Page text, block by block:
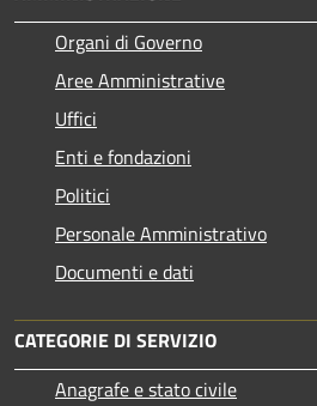
Organi di Governo
Aree Amministrative
Uffici
Enti e fondazioni
Politici
Personale Amministrativo
Documenti e dati
CATEGORIE DI SERVIZIO
Anagrafe e stato civile